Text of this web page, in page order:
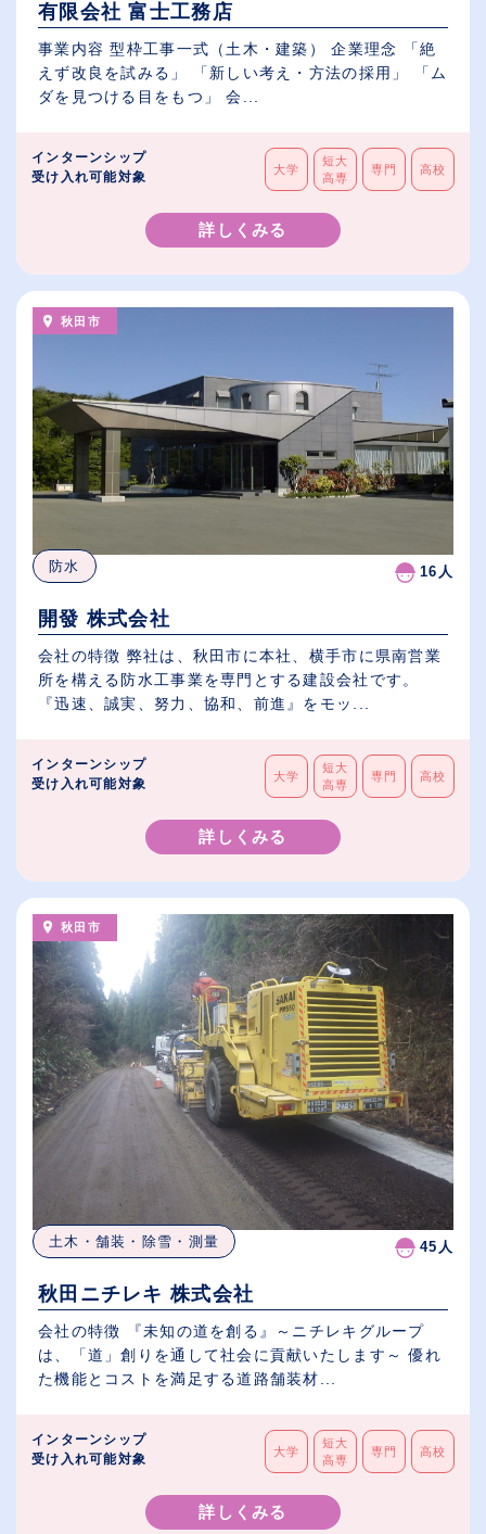
有限会社 富士工務店
事業内容 型枠工事一式（土木・建築） 企業理念 「絶
えず改良を試みる」 「新しい考え・方法の採用」 「ム
ダを見つける目をもつ」 会...
インターンシップ
受け入れ可能対象
大学
短大
高専
専門 高校
詳しくみる
秋田市
防水 16人
開發 株式会社
会社の特徴 弊社は、秋田市に本社、横手市に県南営業
所を構える防水工事業を専門とする建設会社です。
『迅速、誠実、努力、協和、前進』をモッ...
インターンシップ
受け入れ可能対象
大学
短大
高専
専門 高校
詳しくみる
秋田市
土木・舗装・除雪・測量 45人
秋田ニチレキ 株式会社
会社の特徴 『未知の道を創る』～ニチレキグループ
は、「道」創りを通して社会に貢献いたします～ 優れ
た機能とコストを満足する道路舗装材...
インターンシップ
受け入れ可能対象
大学
短大
高専
専門 高校
詳しくみる